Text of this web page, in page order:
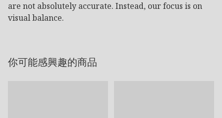
are not absolutely accurate. Instead, our focus is on
visual balance.
你可能感興趣的商品